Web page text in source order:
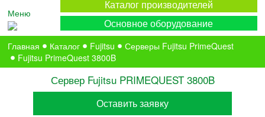
Меню
Каталог производителей
Основное оборудование
Главная Каталог Fujitsu
Серверы Fujitsu PrimeQuest
Fujitsu PrimeQuest 3800B
Сервер Fujitsu PRIMEQUEST 3800B
Оставить заявку